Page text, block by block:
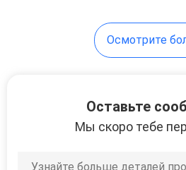
Осмотрите
Оставьте
Мы скоро тебе